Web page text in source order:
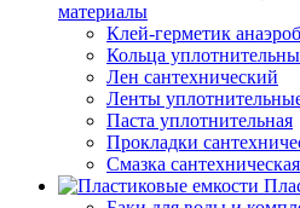
материалы
Клей-герметик
Кольца
Лен сантехнический
Ленты
Паста уплотнительная
Прокладки
Смазка сантехническая